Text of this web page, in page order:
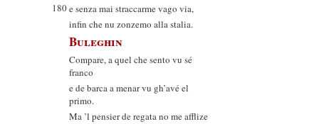
180e senza mai straccarme vago via,
infin che nu zonzemo alla stalia.
Buleghin
Compare, a quel che sento vu sé
franco
e de barca a menar vu gh’avé el
primo.
Ma ’l pensier de regata no me afflize